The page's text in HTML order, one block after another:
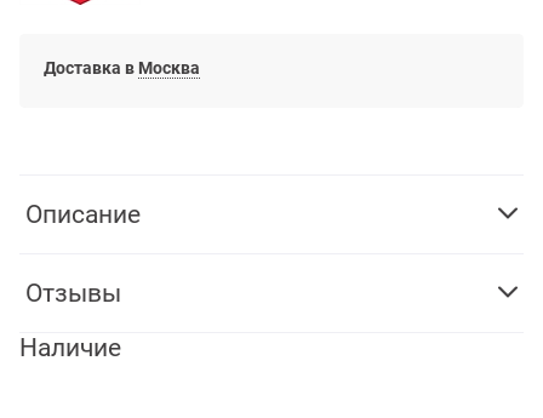
Доставка в Москва
Описание
Отзывы
Наличие